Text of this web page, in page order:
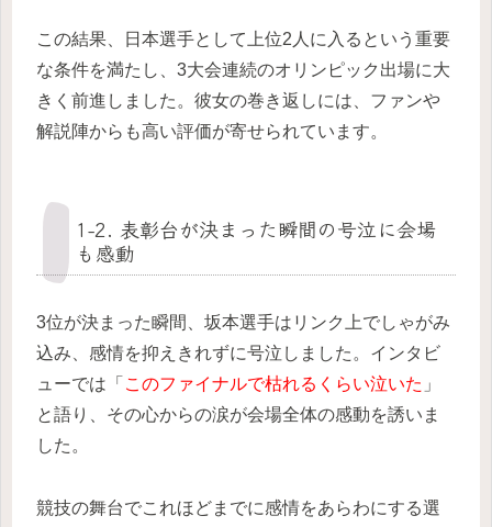
この結果、日本選手として上位2人に入るという重要
な条件を満たし、3大会連続のオリンピック出場に大
きく前進しました。彼女の巻き返しには、ファンや
解説陣からも高い評価が寄せられています。
1-2. 表彰台が決まった瞬間の号泣に会場
も感動
3位が決まった瞬間、坂本選手はリンク上でしゃがみ
込み、感情を抑えきれずに号泣しました。インタビ
ューでは「 このファイナルで枯れるくらい泣いた 」
と語り、その心からの涙が会場全体の感動を誘いま
した。
競技の舞台でこれほどまでに感情をあらわにする選